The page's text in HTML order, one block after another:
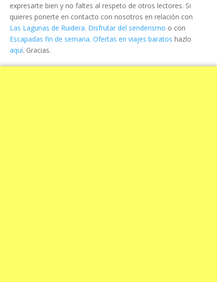
expresarte bien y no faltes al respeto de otros lectores. Si
quieres ponerte en contacto con nosotros en relación con
Las Lagunas de Ruidera. Disfrutar del senderismo o con
Escapadas fin de semana. Ofertas en viajes baratos hazlo
aquí. Gracias.